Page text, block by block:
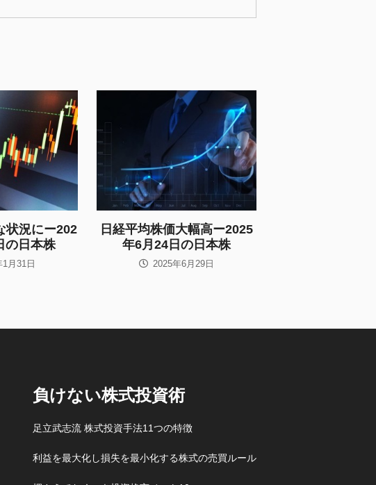
状況にー202
の日本株
1月31日
日経平均株価大幅高ー2025
年6月24日の日本株
2025年6月29日
負けない株式投資術
足立武志流 株式投資手法11つの特徴
利益を最大化し損失を最小化する株式の売買ルール